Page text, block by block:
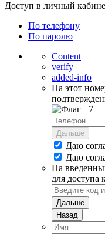
Доступ в личный
По телефону
По паролю
Content
verify
added-info
На этот
+7
Дальше
Даю
Даю
На
для доступа
Дальше
Назад